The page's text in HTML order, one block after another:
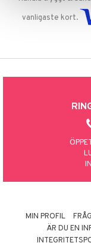
vanligaste kort.
MIN PROFIL
ÄR DU EN